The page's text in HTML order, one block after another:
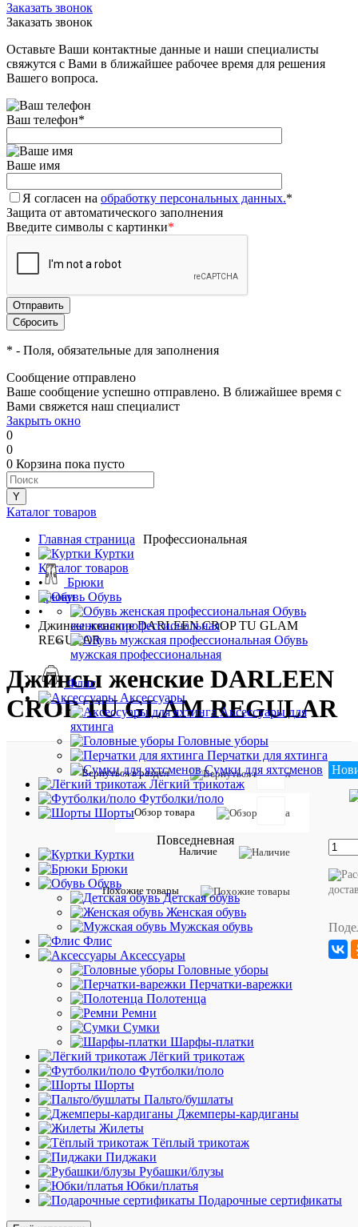
Заказать звонок
Заказать звонок
Оставьте Ваши контактные данные и наши специалисты
свяжутся с Вами в ближайшее рабочее время для решения
Вашего вопроса.
Ваш телефон*
Ваше имя
Я согласен на обработку персональных данных.*
Защита от автоматического заполнения
Введите символы с картинки*
* - Поля, обязательные для заполнения
Сообщение отправлено
Ваше сообщение успешно отправлено. В ближайшее время с
Вами свяжется наш специалист
Закрыть окно
0
0
0 Корзина пока пусто
Каталог товаров
Профессиональная
Куртки
Брюки
Обувь
Обувь
женская профессиональная
Обувь
мужская профессиональная
Флис
Аксессуары
Аксессуары для
яхтинга
Головные уборы
Перчатки для яхтинга
Сумки для яхтсменов
Лёгкий трикотаж
Футболки/поло
Шорты
Повседневная
Куртки
Брюки
Обувь
Детская обувь
Женская обувь
Мужская обувь
Флис
Аксессуары
Головные уборы
Перчатки-варежки
Полотенца
Ремни
Сумки
Шарфы-платки
Лёгкий трикотаж
Футболки/поло
Шорты
Пальто/бушлаты
Джемперы-кардиганы
Жилеты
Тёплый трикотаж
Пиджаки
Рубашки/блузы
Юбки/платья
Подарочные сертификаты
Главная страница
•
Каталог товаров
•
Брюки
•
Джинсы женские DARLEEN CROP TU GLAM
REGULAR
Джинсы женские DARLEEN
CROP TU GLAM REGULAR
Вернуться в раздел
Обзор товара
Наличие
Похожие товары
товара:
Размер
36р
Базовая
15